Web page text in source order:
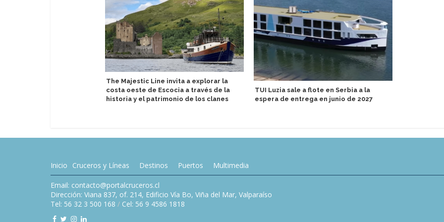
The Majestic Line invita a explorar la
costa oeste de Escocia a través de la
historia y el patrimonio de los clanes
TUI Luzia sale a flote en Serbia a la
espera de entrega en junio de 2027
Inicio Cruceros y Líneas Destinos Puertos Multimedia
Email: contacto@portalcruceros.cl
Dirección: Viana 837, of. 214, Edificio Vía Bo, Viña del Mar, Valparaíso
Tel: 56 32 3 500 168 / Cel: 56 9 4586 1818